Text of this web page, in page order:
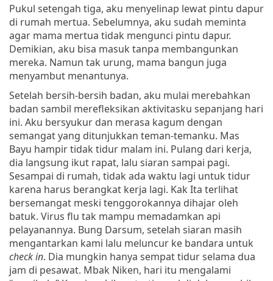
Pukul setengah tiga, aku menyelinap lewat pintu dapur
di rumah mertua. Sebelumnya, aku sudah meminta
agar mama mertua tidak mengunci pintu dapur.
Demikian, aku bisa masuk tanpa membangunkan
mereka. Namun tak urung, mama bangun juga
menyambut menantunya.
Setelah bersih-bersih badan, aku mulai merebahkan
badan sambil merefleksikan aktivitasku sepanjang hari
ini. Aku bersyukur dan merasa kagum dengan
semangat yang ditunjukkan teman-temanku. Mas
Bayu hampir tidak tidur malam ini. Pulang dari kerja,
dia langsung ikut rapat, lalu siaran sampai pagi.
Sesampai di rumah, tidak ada waktu lagi untuk tidur
karena harus berangkat kerja lagi. Kak Ita terlihat
bersemangat meski tenggorokannya dihajar oleh
batuk. Virus flu tak mampu memadamkan api
pelayanannya. Bung Darsum, setelah siaran masih
mengantarkan kami lalu meluncur ke bandara untuk
check in. Dia mungkin hanya sempat tidur selama dua
jam di pesawat. Mbak Niken, hari itu mengalami